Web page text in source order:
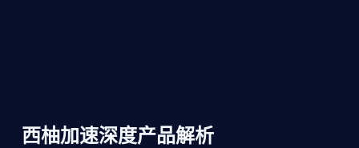
西柚加速深度产品解析